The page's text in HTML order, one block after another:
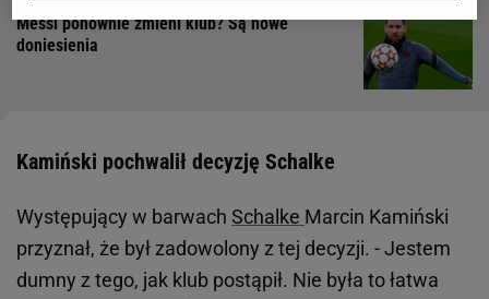
Messi ponownie zmieni klub? Są nowe
doniesienia
Kamiński pochwalił decyzję Schalke
Występujący w barwach Schalke Marcin Kamiński
przyznał, że był zadowolony z tej decyzji. - Jestem
dumny z tego, jak klub postąpił. Nie była to łatwa